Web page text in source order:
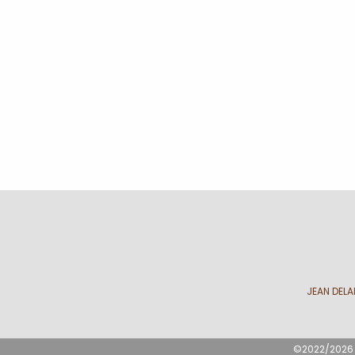
JEAN
©2022/2026